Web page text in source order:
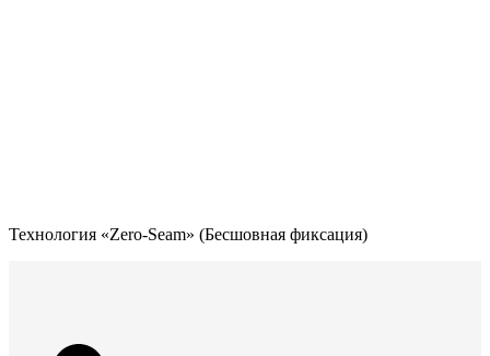
Технология «Zero-Seam» (Бесшовная фиксация)